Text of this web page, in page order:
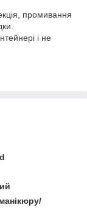
промивання
і не